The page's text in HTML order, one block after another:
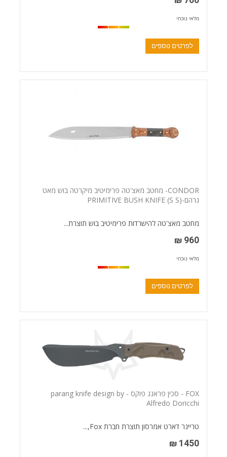
מלאי נוכחי
לפרטים נוספים
CONDOR- מחטב מאצ'טה פרימיטיב מיקרטה בוש מאט
גרהם-PRIMITIVE BUSH KNIFE (S S)
מחטב מאצ'טה להישרדות פרימיטיב בוש תוצרת...
960 ₪
מלאי נוכחי
לפרטים נוספים
FOX - סכין פראנג פוקס - parang knife design by
Alfredo Doricchi
טריינר דארט אמרסון תוצרת חברת Fox,...
1450 ₪